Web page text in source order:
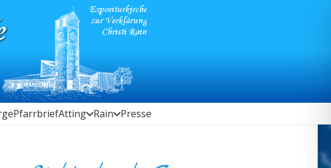
PfarrbriefAtting Rain Presse